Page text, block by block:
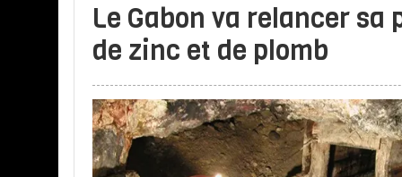
Le Gabon va relancer sa
de zinc et de plomb